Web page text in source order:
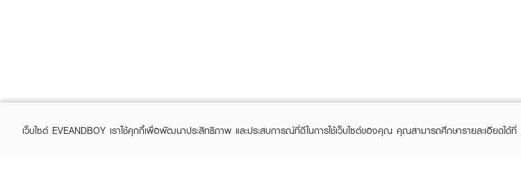
เว็บไซต์ EVEANDBOY เราใช้คุกกี้เพื่อพัฒนาประสิทธิภาพ และประสบการณ์ที่ดีในการใช้เว็บไซต์ของคุณ คุณสามารถศึกษารายละเอียดได้ที่